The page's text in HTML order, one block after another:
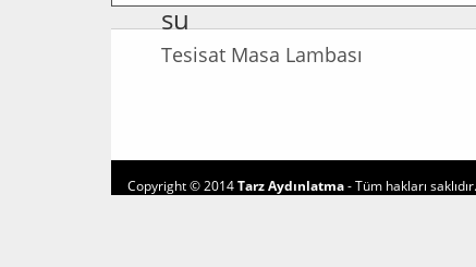
su
Tesisat Masa Lambası
Copyright © 2014Tarz Aydınlatma- Tüm hakları saklıdır.